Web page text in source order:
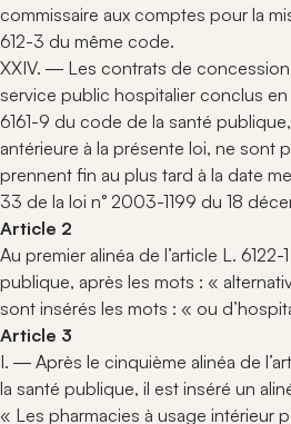
commissaire aux comptes pour la
612-3 du même code.
XXIV. ― Les contrats de concession
service public hospitalier conclus en
6161-9 du code de la santé
antérieure à la présente loi, ne sont
prennent fin au plus tard à la date
33 de la loi n° 2003-1199 du 18
Article 2
Au premier alinéa de l’article L.
publique, après les mots : «
sont insérés les mots : « ou
Article 3
I. ― Après le cinquième alinéa de
la santé publique, il est inséré un
« Les pharmacies à usage intérieur